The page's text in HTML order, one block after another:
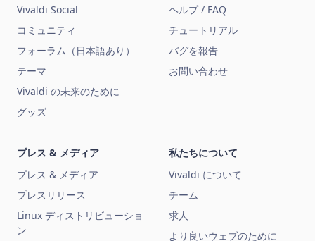
Vivaldi Social
コミュニティ
フォーラム（日本語あり）
テーマ
Vivaldi の未来のために
グッズ
ヘルプ / FAQ
チュートリアル
バグを報告
お問い合わせ
プレス & メディア
プレス & メディア
プレスリリース
Linux ディストリビューショ
ン
私たちについて
Vivaldi について
チーム
求人
より良いウェブのために